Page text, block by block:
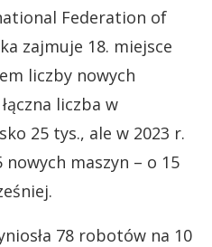
Federation of
zajmuje 18. miejsce
liczby nowych
liczba w
25 tys., ale w 2023 r.
maszyn – o 15
78 robotów na 10